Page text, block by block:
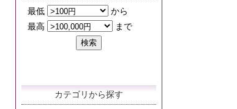
カテゴリから探す